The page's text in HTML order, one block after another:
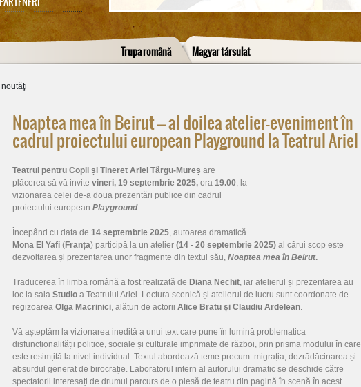
Trupa română Magyar társulat
Noaptea mea în Beirut – al doilea atelier-eveniment în
cadrul proiectului european Playground la Teatrul Ariel
Teatrul pentru Copii și Tineret Ariel Târgu-Mureș are
plăcerea să vă invite vineri, 19 septembrie 2025, ora 19.00, la
vizionarea celei de-a doua prezentări publice din cadrul
proiectului european Playground.
Începând cu data de 14 septembrie 2025, autoarea dramatică
Mona El Yafi (Franța) participă la un atelier (14 - 20 septembrie 2025) al cărui scop este
dezvoltarea și prezentarea unor fragmente din textul său, Noaptea mea în Beirut.
Traducerea în limba română a fost realizată de Diana Nechit, iar atelierul și prezentarea au
loc la sala Studio a Teatrului Ariel. Lectura scenică și atelierul de lucru sunt coordonate de
regizoarea Olga Macrinici, alături de actorii Alice Bratu și Claudiu Ardelean.
Vă așteptăm la vizionarea inedită a unui text care pune în lumină problematica
disfuncționalității politice, sociale și culturale imprimate de război, prin prisma modului în care
este resimțită la nivel individual. Textul abordează teme precum: migrația, dezrădăcinarea și
absurdul generat de birocrație. Laboratorul intern al autorului dramatic se deschide către
spectatorii interesați de drumul parcurs de o piesă de teatru din pagină în scenă în acest